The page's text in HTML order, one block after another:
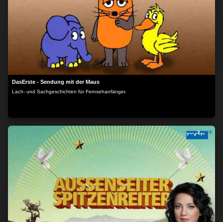
DasErste - Sendung mit der Maus
Lach- und Sachgeschichten für Fernsehanfänger.